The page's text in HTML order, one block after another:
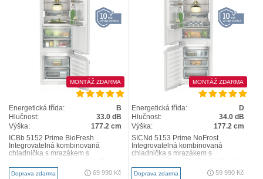
MONTÁŽ ZDARMA
Energetická třída:
B
Hlučnost:
33.0 dB
Výška:
177.2 cm
ICBb 5152 Prime BioFresh
Integrovatelná kombinovaná
chladnička s mrazákem s
technologií BioFresh a SmartFrost
Přihrádka na ovoce a zeleninu
Křupa..
Doprava zdarma 69 990 Kč
MONTÁŽ ZDARMA
Energetická třída:
D
Hlučnost:
34.0 dB
Výška:
177.2 cm
SICNd 5153 Prime NoFrost
Integrovatelná kombinovaná
chladnička s mrazákem s
technologií EasyFresh a NoFrost
NoFrost Když otevřete mrazničku,
chce..
Doprava zdarma 59 990 Kč